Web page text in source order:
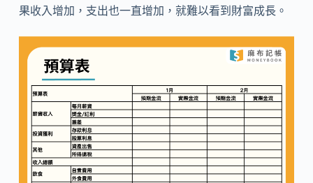
果收入增加，支出也一直增加，就難以看到財富成長。